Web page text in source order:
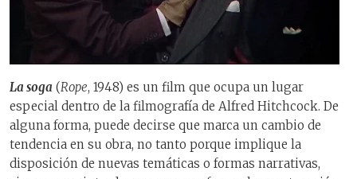
La soga (Rope, 1948) es un film que ocupa un lugar
especial dentro de la filmografía de Alfred Hitchcock. De
alguna forma, puede decirse que marca un cambio de
tendencia en su obra, no tanto porque implique la
disposición de nuevas temáticas o formas narrativas,